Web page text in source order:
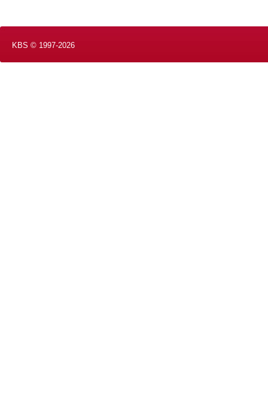
KBS © 1997-2026